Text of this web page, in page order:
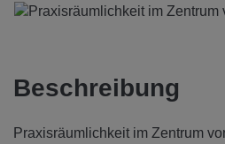
Beschreibung
Praxisräumlichkeit im Zentrum